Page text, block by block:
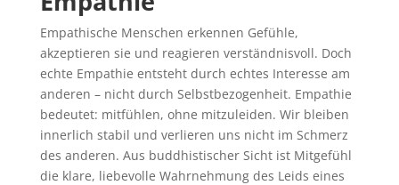
Empathische Menschen erkennen Gefühle,
akzeptieren sie und reagieren verständnisvoll. Doch
echte Empathie entsteht durch echtes Interesse am
anderen – nicht durch Selbstbezogenheit. Empathie
bedeutet: mitfühlen, ohne mitzuleiden. Wir bleiben
innerlich stabil und verlieren uns nicht im Schmerz
des anderen. Aus buddhistischer Sicht ist Mitgefühl
die klare, liebevolle Wahrnehmung des Leids eines